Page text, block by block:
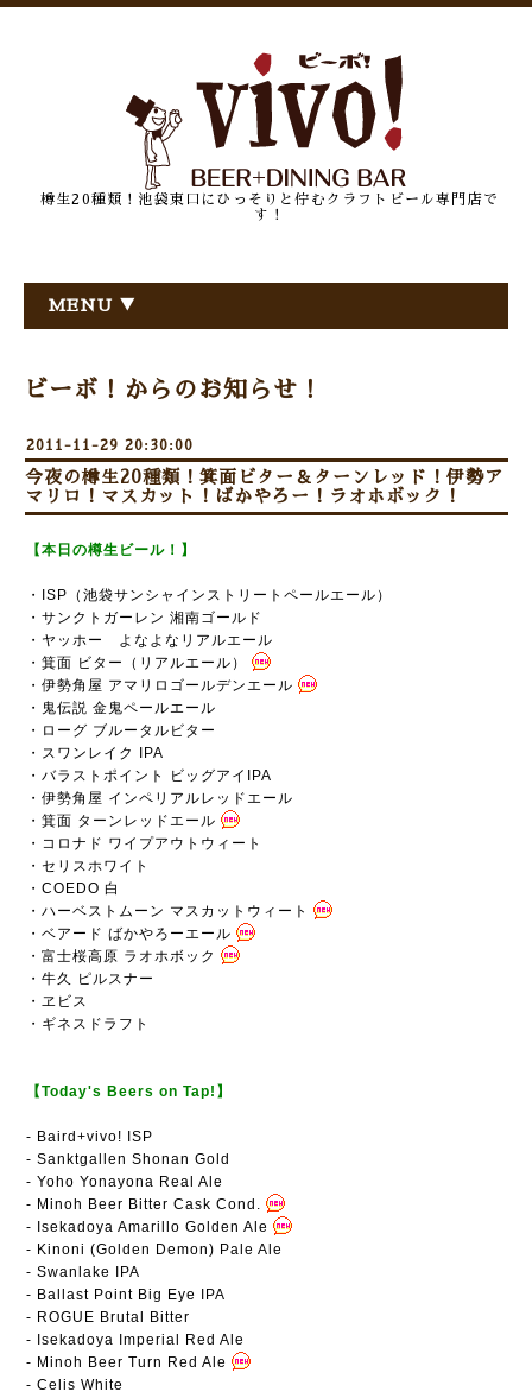
樽生20種類！池袋東口にひっそりと佇むクラフトビール専門店で
す！
MENU ▼
ビーボ！からのお知らせ！
2011-11-29 20:30:00
今夜の樽生20種類！箕面ビター＆ターンレッド！伊勢ア
マリロ！マスカット！ばかやろー！ラオホボック！
【本日の樽生ビール！】
・ISP（池袋サンシャインストリートペールエール）
・サンクトガーレン 湘南ゴールド
・ ヤッホー よなよなリアルエール
・箕面 ビター（リアルエール）
・伊勢角屋 アマリロゴールデンエール
・鬼伝説 金鬼ペールエール
・ローグ ブルータルビター
・スワンレイク IPA
・バラストポイント ビッグアイIPA
・伊勢角屋 インペリアルレッドエール
・箕面 ターンレッドエール
・コロナド ワイプアウトウィート
・セリスホワイト
・COEDO 白
・ハーベストムーン マスカットウィート
・ベアード ばかやろーエール
・富士桜高原 ラオホボック
・牛久 ピルスナー
・ヱビス
・ギネスドラフト
【Today's Beers on Tap!】
- Baird+vivo! ISP
- Sanktgallen Shonan Gold
- Yoho Yonayona Real Ale
- Minoh Beer Bitter Cask Cond.
- Isekadoya Amarillo Golden Ale
- Kinoni (Golden Demon) Pale Ale
- Swanlake IPA
- Ballast Point Big Eye IPA
- ROGUE Brutal Bitter
- Isekadoya Imperial Red Ale
- Minoh Beer Turn Red Ale
- Celis White